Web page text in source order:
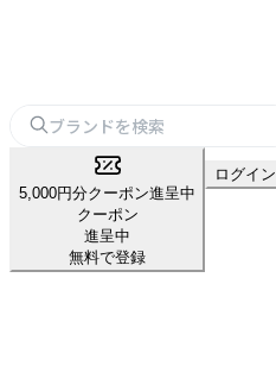
5,000円分クーポン進呈中
クーポン
進呈中
無料で登録
ログイン